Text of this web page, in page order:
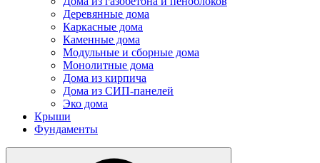
Деревянные дома
Каркасные дома
Каменные дома
Модульные и сборные дома
Монолитные дома
Дома из кирпича
Дома из СИП-панелей
Эко дома
Крыши
Фундаменты